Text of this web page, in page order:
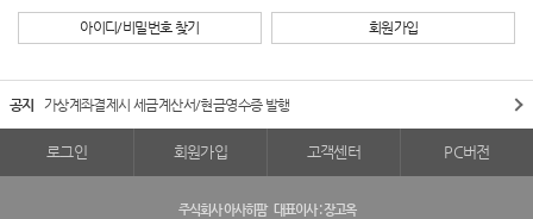
아이디/비밀번호 찾기 회원가입
공지 가상계좌결제시 세금계산서/현금영수증 발행
로그인 회원가입 고객센터 PC버전
주식회사 아사히팜 대표이사 : 장고옥